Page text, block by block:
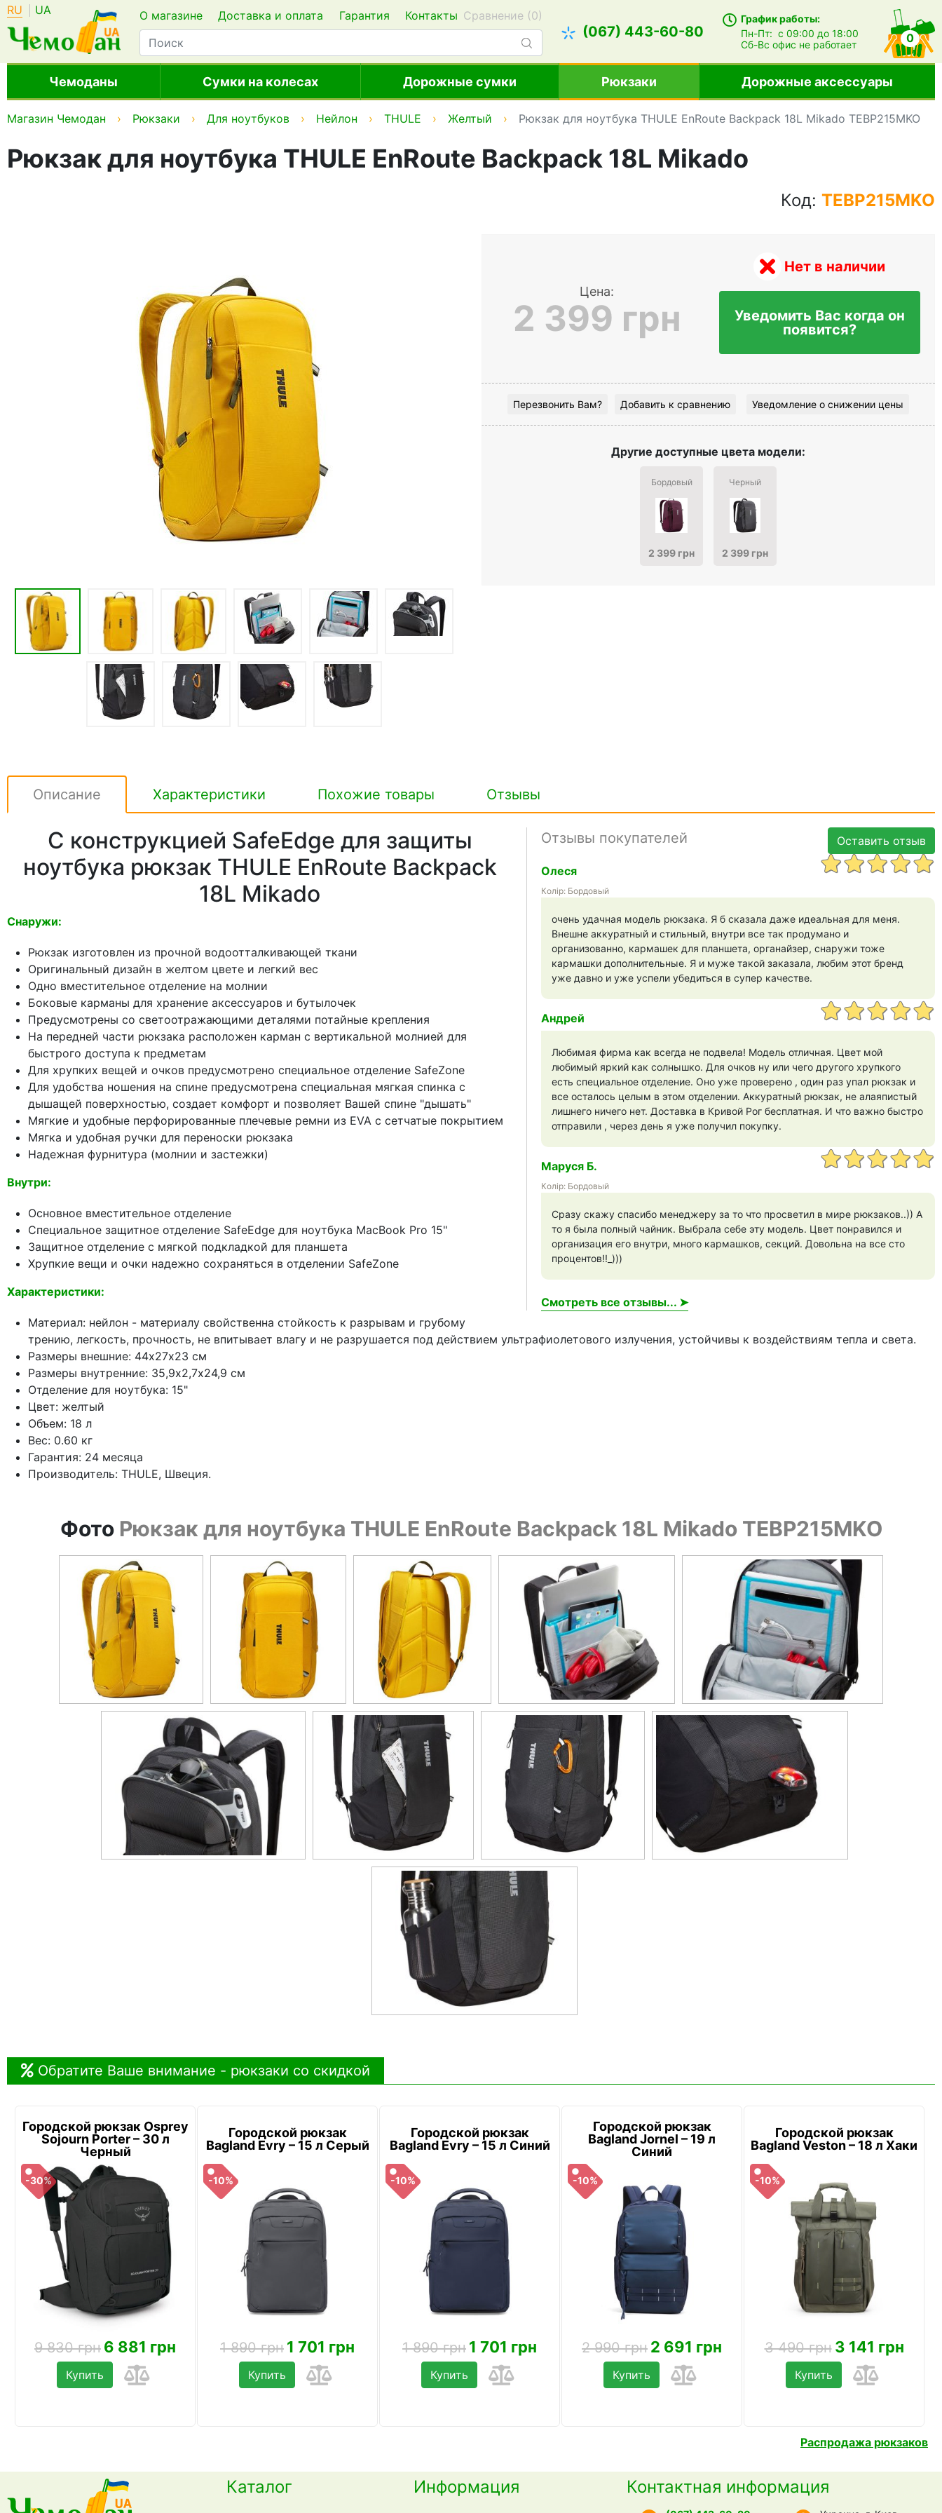
RU UA О магазине Доставка и оплата Гарантия Контакты Сравнение (0)
(067) 443-60-80
График работы:
Пн-Пт:с 09:00 до 18:00
Сб-Всофис не работает 0
Чемоданы Сумки на колесах Дорожные сумки Рюкзаки Дорожные аксессуары
Магазин Чемодан Рюкзаки Для ноутбуков Нейлон THULE Желтый Рюкзак для ноутбука THULE EnRoute Backpack 18L Mikado TEBP215MKO
Рюкзак для ноутбука THULE EnRoute Backpack 18L Mikado
Код: TEBP215MKO
Цена:
2 399 грн
Нет в наличии
Уведомить Вас когда он
появится?
Перезвонить Вам? Добавить к сравнению Уведомление о снижении цены
Другие доступные цвета модели:
Бордовый
2 399 грн
Черный
2 399 грн
Описание Характеристики Похожие товары Отзывы
Оставить отзыв
Отзывы покупателей
Олеся
Колір: Бордовый
очень удачная модель рюкзака. Я б сказала даже идеальная для меня.
Внешне аккуратный и стильный, внутри все так продумано и
организованно, кармашек для планшета, органайзер, снаружи тоже
кармашки дополнительные. Я и муже такой заказала, любим этот бренд
уже давно и уже успели убедиться в супер качестве.
Андрей
Любимая фирма как всегда не подвела! Модель отличная. Цвет мой
любимый яркий как солнышко. Для очков ну или чего другого хрупкого
есть специальное отделение. Оно уже проверено , один раз упал рюкзак и
все осталось целым в этом отделении. Аккуратный рюкзак, не алаяпистый
лишнего ничего нет. Доставка в Кривой Рог бесплатная. И что важно быстро
отправили , через день я уже получил покупку.
Маруся Б.
Колір: Бордовый
Сразу скажу спасибо менеджеру за то что просветил в мире рюкзаков..)) А
то я была полный чайник. Выбрала себе эту модель. Цвет понравился и
организация его внутри, много кармашков, секций. Довольна на все сто
процентов!!_)))
Смотреть все отзывы... ➤
С конструкцией SafeEdge для защиты
ноутбука рюкзак THULE EnRoute Backpack
18L Mikado
Снаружи:
Рюкзак изготовлен из прочной водоотталкивающей ткани
Оригинальный дизайн в желтом цвете и легкий вес
Одно вместительное отделение на молнии
Боковые карманы для хранение аксессуаров и бутылочек
Предусмотрены со светоотражающими деталями потайные крепления
На передней части рюкзака расположен карман с вертикальной молнией для
быстрого доступа к предметам
Для хрупких вещей и очков предусмотрено специальное отделение SafeZone
Для удобства ношения на спине предусмотрена специальная мягкая спинка с
дышащей поверхностью, создает комфорт и позволяет Вашей спине "дышать"
Мягкие и удобные перфорированные плечевые ремни из EVA с сетчатые покрытием
Мягка и удобная ручки для переноски рюкзака
Надежная фурнитура (молнии и застежки)
Внутри:
Основное вместительное отделение
Специальное защитное отделение SafeEdge для ноутбука MacBook Pro 15"
Защитное отделение с мягкой подкладкой для планшета
Хрупкие вещи и очки надежно сохраняться в отделении SafeZone
Характеристики:
Материал: нейлон - материалу свойственна стойкость к разрывам и грубому
трению, легкость, прочность, не впитывает влагу и не разрушается под действием ультрафиолетового излучения, устойчивы к воздействиям тепла и света.
Размеры внешние: 44х27х23 см
Размеры внутренние: 35,9х2,7х24,9 см
Отделение для ноутбука: 15"
Цвет: желтый
Объем: 18 л
Вес: 0.60 кг
Гарантия: 24 месяца
Производитель: THULE, Швеция.
Фото Рюкзак для ноутбука THULE EnRoute Backpack 18L Mikado TEBP215MKO
Обратите Ваше внимание - рюкзаки со скидкой
Городской рюкзак Osprey
Sojourn Porter – 30 л
Черный
-30%
9 830 грн 6 881 грн
Купить
Городской рюкзак
Bagland Evry – 15 л Серый
-10%
1 890 грн 1 701 грн
Купить
Городской рюкзак
Bagland Evry – 15 л Синий
-10%
1 890 грн 1 701 грн
Купить
Городской рюкзак
Bagland Jornel – 19 л
Синий
-10%
2 990 грн 2 691 грн
Купить
Городской рюкзак
Bagland Veston – 18 л Хаки
-10%
3 490 грн 3 141 грн
Купить
Распродажа рюкзаков
Каталог Информация Контактная информация